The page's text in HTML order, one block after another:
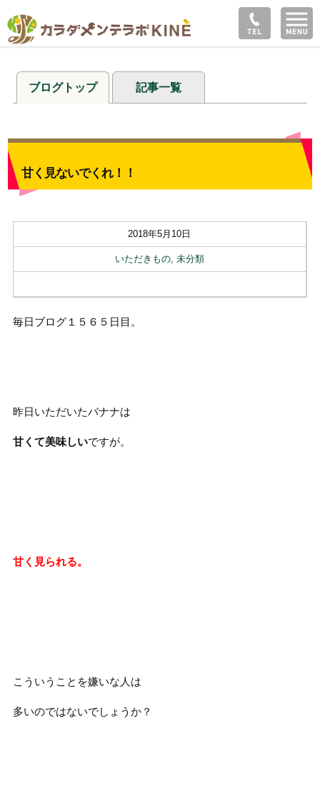
ブログトップ 記事一覧
甘く見ないでくれ！！
2018年5月10日
いただきもの, 未分類
毎日ブログ１５６５日目。
昨日いただいたバナナは
甘くて美味しいですが。
甘く見られる。
こういうことを嫌いな人は
多いのではないでしょうか？